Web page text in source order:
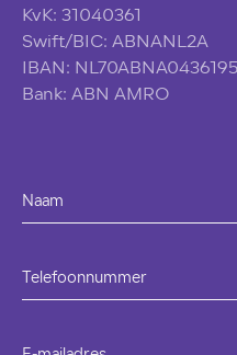
KvK: 31040361
Swift/BIC: ABNANL2A
IBAN:
Bank: ABN AMRO
Naam
Telefoonnummer